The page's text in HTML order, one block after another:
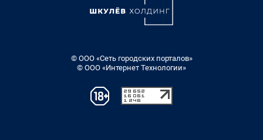
© ООО «Сеть городских порталов»
© ООО «Интернет Технологии»